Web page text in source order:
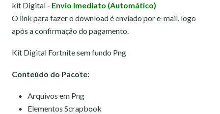
kit Digital - Envio Imediato (Automático)
O link para fazer o download é enviado por e-mail, logo
após a confirmação do pagamento.
Kit Digital Fortnite sem fundo Png
Conteúdo do Pacote:
Arquivos em Png
Elementos Scrapbook